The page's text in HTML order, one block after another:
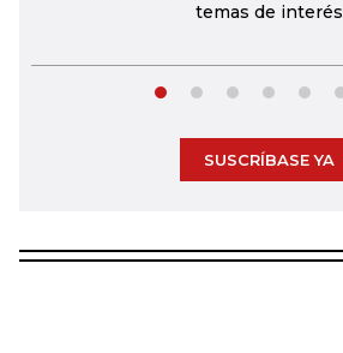
temas de interés
SUSCRÍBASE YA